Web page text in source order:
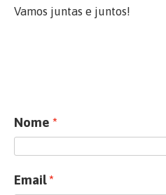
Vamos juntas e juntos!
Nome
Email